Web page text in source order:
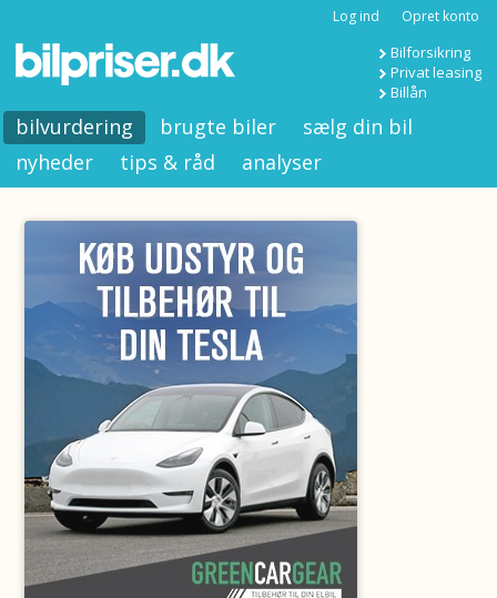
Log ind Opret konto
Bilforsikring
Privat leasing
Billån
bilvurdering brugte biler
sælg din bil
nyheder
tips & råd analyser